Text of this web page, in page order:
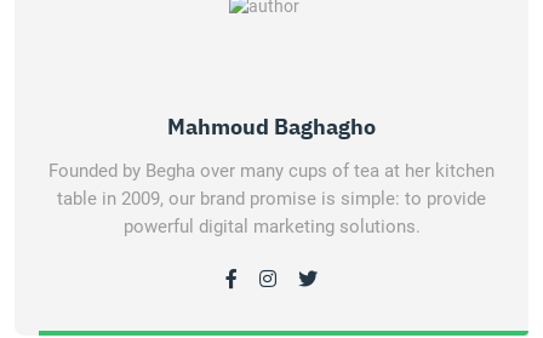
Mahmoud Baghagho
Founded by Begha over many cups of tea at her kitchen
table in 2009, our brand promise is simple: to provide
powerful digital marketing solutions.